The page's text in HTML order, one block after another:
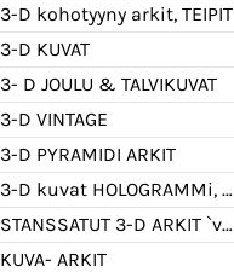
3-D kohotyyny arkit, TEIPIT
3-D KUVAT
3- D JOULU & TALVIKUVAT
3-D VINTAGE
3-D PYRAMIDI ARKIT
3-D kuvat HOLOGRAMMi, kimalle ym.
STANSSATUT 3-D ARKIT `valmiiksi leikatut
KUVA- ARKIT